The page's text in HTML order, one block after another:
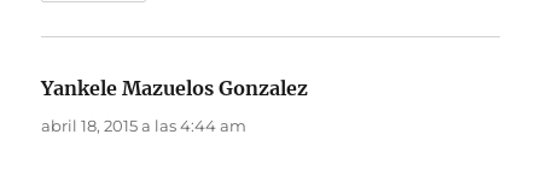
Yankele Mazuelos Gonzalez
abril 18, 2015 a las 4:44 am